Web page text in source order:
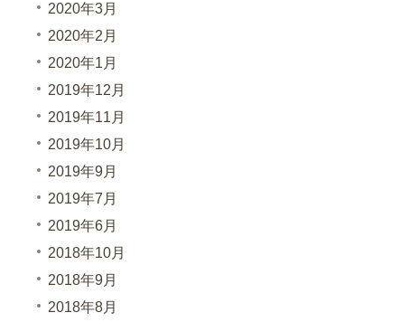
2020年3月
2020年2月
2020年1月
2019年12月
2019年11月
2019年10月
2019年9月
2019年7月
2019年6月
2018年10月
2018年9月
2018年8月